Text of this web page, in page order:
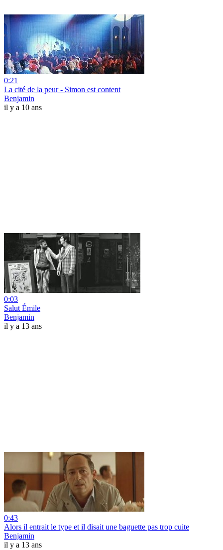
0:21
La cité de la peur - Simon est content
Benjamin
il y a 10 ans
0:03
Salut Émile
Benjamin
il y a 13 ans
0:43
Alors il entrait le type et il disait une baguette pas trop cuite
Benjamin
il y a 13 ans